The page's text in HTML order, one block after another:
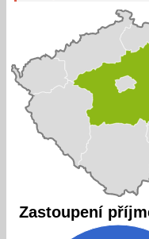
Zastoupení